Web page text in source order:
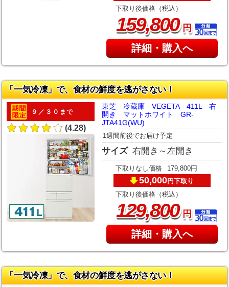
下取り後価格（税込）
159,800円
詳細・購入へ
「一気冷凍」で、食材の鮮度を逃がさない！
９／３０まで
(4.28)
東芝 冷蔵庫 VEGETA 411L 右
開き マットホワイト GR-
JTA41G(WU)
1週間前後でお届け予定
サイズ 右開き～左開き
下取りなし価格 179,800円
50,000円下取り
下取り後価格（税込）
129,800円
詳細・購入へ
「一気冷凍」で、食材の鮮度を逃がさない！